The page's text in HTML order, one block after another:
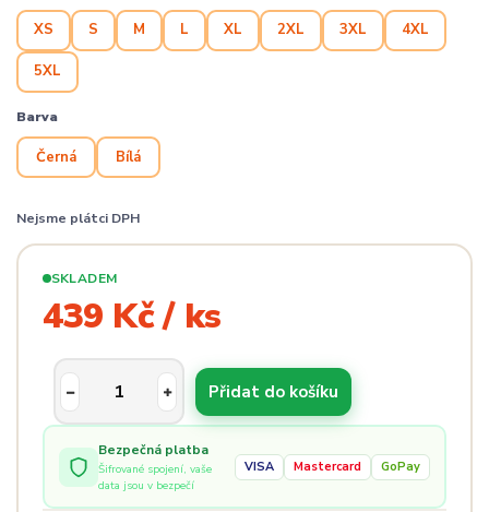
XS S M L XL 2XL 3XL 4XL
5XL
Barva
Černá Bílá
Nejsme plátci DPH
SKLADEM
439 Kč / ks
Přidat do košíku
Bezpečná platba
Šifrované spojení, vaše
data jsou v bezpečí
VISA Mastercard GoPay